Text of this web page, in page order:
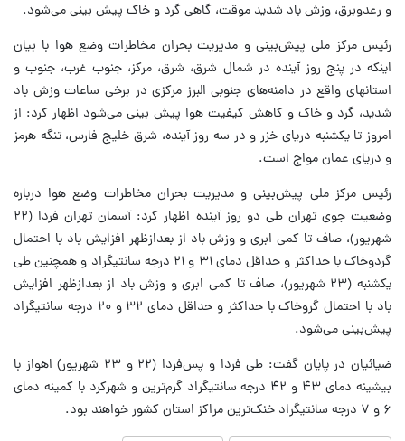
و رعدوبرق، وزش باد شدید موقت، گاهی گرد و خاک پیش بینی می‌شود.
رئیس مرکز ملی پیش‌بینی و مدیریت بحران مخاطرات وضع هوا با بیان
اینکه در پنج روز آینده در شمال شرق، شرق، مرکز، جنوب غرب، جنوب و
استانهای واقع در دامنه‌های جنوبی البرز مرکزی در برخی ساعات وزش باد
شدید، گرد و خاک و کاهش کیفیت هوا پیش بینی می‌شود اظهار کرد: از
امروز تا یکشنبه دریای خزر و در سه روز آینده، شرق خلیج فارس، تنگه هرمز
و دریای عمان مواج است.
رئیس مرکز ملی پیش‌بینی و مدیریت بحران مخاطرات وضع هوا درباره
وضعیت جوی تهران طی دو روز آینده اظهار کرد: آسمان تهران فردا (۲۲
شهریور)، صاف تا کمی ابری و وزش باد از بعدازظهر افزایش باد با احتمال
گردوخاک با حداکثر و حداقل دمای ۳۱ و ۲۱ درجه سانتیگراد و همچنین طی
یکشنبه (۲۳ شهریور)، صاف تا کمی ابری و وزش باد از بعدازظهر افزایش
باد با احتمال گروخاک با حداکثر و حداقل دمای ۳۲ و ۲۰ درجه سانتیگراد
پیش‌بینی می‌شود.
ضیائیان در پایان گفت: طی فردا و پس‌فردا (۲۲ و ۲۳ شهریور) اهواز با
بیشینه دمای ۴۳ و ۴۲ درجه سانتیگراد گرم‌ترین و شهرکرد با کمینه دمای
۶ و ۷ درجه سانتیگراد خنک‌ترین مراکز استان کشور خواهند بود.